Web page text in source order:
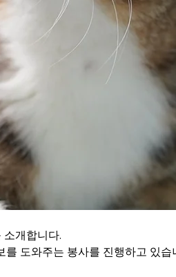
개합니다.
도와주는 봉사를 진행하고 있습